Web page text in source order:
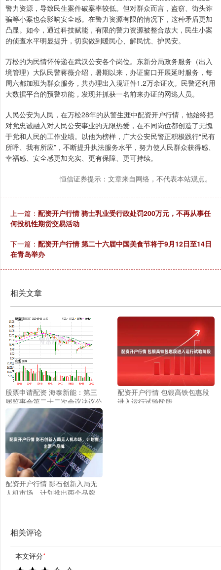
警力资源，导致民生案件破案率较低。但对群众而言，盗窃、街头诈
骗等小案也会影响安全感。在警力资源有限的情况下，这种矛盾更加
凸显。如今，通过科技赋能，有限的警力资源被整合放大，民生小案
的侦查水平明显提升，切实做到暖民心、解民忧、护民安。
万松的为民情怀传递在武汉公安各个岗位。东新分局政务服务（出入
境管理）大队民警蒋薇介绍，暑期以来，办证窗口开展延时服务，每
周六都加班为群众服务，共办理出入境证件1.2万余证次。民警还利用
大数据平台的预警功能，发现并抓获一名前来办证的网逃人员。
人民公安为人民，在万松28年的从警生涯中配资开户行情，他始终把
对党忠诚融入对人民公安事业的无限热爱，在不同岗位都创造了无愧
于党和人民的工作业绩。以他为榜样，广大公安民警正积极践行“民有
所呼、我有所应”，不断提升执法服务水平，努力使人民群众获得感、
幸福感、安全感更加充实、更有保障、更可持续。
恒信证券提示：文章来自网络，不代表本站观点。
上一篇： 配资开户行情 骑士乳业受行政处罚200万元，不再从事任
何投机性期货交易活动
下一篇： 配资开户行情 第二十六届中国美食节将于9月12日至14日
在青岛举办
相关文章
股票申请配资 海泰新能：第三
届监事会第二十二次会议决议公
配资开户行情 包银高铁包惠段
进入运行试验阶段
配资开户行情 影石创新入局无
人机市场，计划推出两个品牌
相关评论
本文评分*